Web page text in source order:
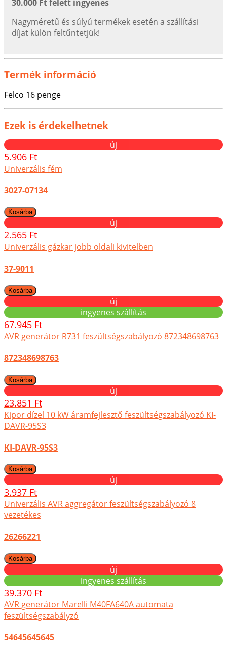
30.000 Ft felett ingyenes
Nagyméretű és súlyú termékek esetén a szállítási
díjat külön feltűntetjük!
Termék információ
Felco 16 penge
Ezek is érdekelhetnek
új
5.906 Ft
Univerzális fém
3027-07134
új
2.565 Ft
Univerzális gázkar jobb oldali kivitelben
37-9011
új
ingyenes szállítás
67.945 Ft
AVR generátor R731 feszültségszabályozó 872348698763
872348698763
új
23.851 Ft
Kipor dízel 10 kW áramfejlesztő feszültségszabályozó KI-
DAVR-95S3
KI-DAVR-95S3
új
3.937 Ft
Univerzális AVR aggregátor feszültségszabályozó 8
vezetékes
26266221
új
ingyenes szállítás
39.370 Ft
AVR generátor Marelli M40FA640A automata
feszültségszabályzó
54645645645